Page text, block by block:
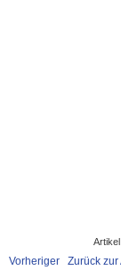
Vorheriger Zurück zur